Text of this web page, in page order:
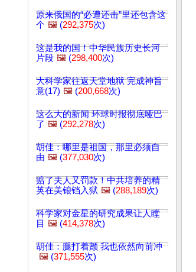
原来俄国的“必遭还击”里还包含这
个 🖼️ (292,375次)
这是我的国！中华民族历史长河
片段 🖼️ (298,400次)
大科学家往返天堂地狱 完成神旨
意(17) 🖼️ (200,668次)
这么大的新闻 环球时报彻底哑巴
了 🖼️ (292,278次)
胡佳：哪里是祖国，那里必须自
由 🖼️ (377,030次)
赔了夫人又罚款！中共培养的精
英在美锒铛入狱 🖼️ (288,189次)
科学家对金星的研究成果让人瞠
目 🖼️ (414,378次)
胡佳：腿打着颤 我也依然向前冲
🖼️ (371,555次)